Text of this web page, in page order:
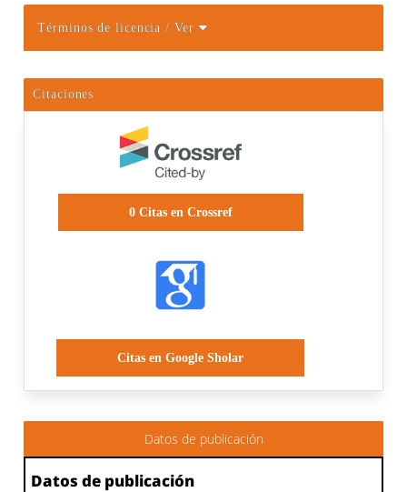
Términos de licencia/ Ver
Citaciones
0Citas en Crossref
Citas en Google Sholar
Datos de publicación
Datos de publicación